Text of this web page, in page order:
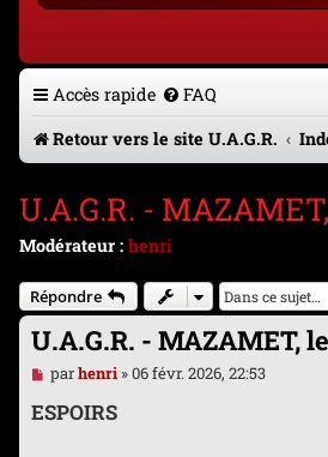
Accès rapide FAQ
Retour vers le site U.A.G.R.
U.A.G.R. -
Modérateur : henri
Répondre
U.A.G.R. - MAZAMET,
M
e
s
s
parhenri»06 févr. 2026, 22:53
ESPOIRS